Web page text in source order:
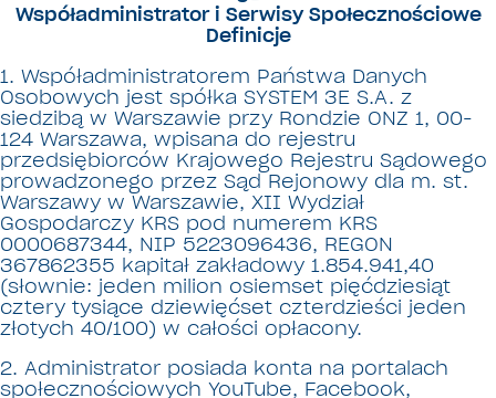
Współadministrator i Serwisy Społecznościowe
Definicje
1. Współadministratorem Państwa Danych
Osobowych jest spółka SYSTEM 3E S.A. z
siedzibą w Warszawie przy Rondzie ONZ 1, 00-
124 Warszawa, wpisana do rejestru
przedsiębiorców Krajowego Rejestru Sądowego
prowadzonego przez Sąd Rejonowy dla m. st.
Warszawy w Warszawie, XII Wydział
Gospodarczy KRS pod numerem KRS
0000687344, NIP 5223096436, REGON
367862355 kapitał zakładowy 1.854.941,40
(słownie: jeden milion osiemset pięćdziesiąt
cztery tysiące dziewięćset czterdzieści jeden
złotych 40/100) w całości opłacony.
2. Administrator posiada konta na portalach
społecznościowych YouTube, Facebook,